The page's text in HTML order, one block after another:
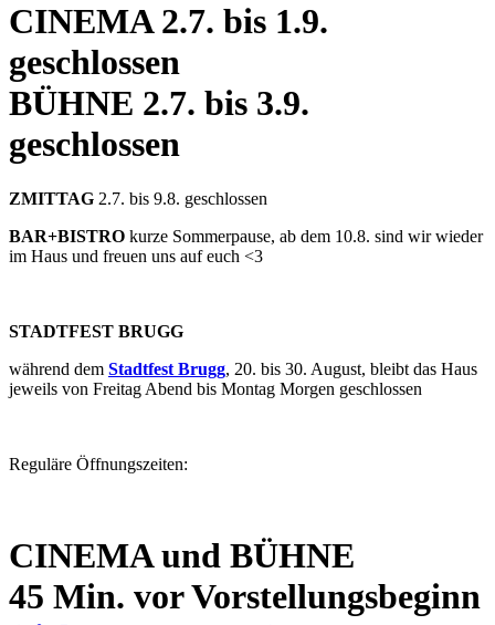
CINEMA2.7. bis 1.9.
geschlossen
BÜHNE 2.7. bis 3.9.
geschlossen
ZMITTAG 2.7. bis 9.8. geschlossen
BAR+BISTRO kurze Sommerpause, ab dem 10.8. sind wir wieder
im Haus und freuen uns auf euch <3
STADTFEST BRUGG
während dem Stadtfest Brugg, 20. bis 30. August, bleibt das Haus
jeweils von Freitag Abend bis Montag Morgen geschlossen
Reguläre Öffnungszeiten:
CINEMA und BÜHNE
45 Min. vor Vorstellungsbeginn